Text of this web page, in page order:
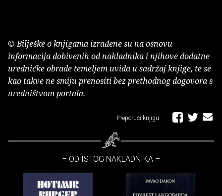
© Bilješke o knjigama izrađene su na osnovu
informacija dobivenih od nakladnika i njihove dodatne
uredničke obrade temeljem uvida u sadržaj knjige, te se
kao takve ne smiju prenositi bez prethodnog dogovora s
uredništvom portala.
Preporuči knjigu
– OD ISTOG NAKLADNIKA –